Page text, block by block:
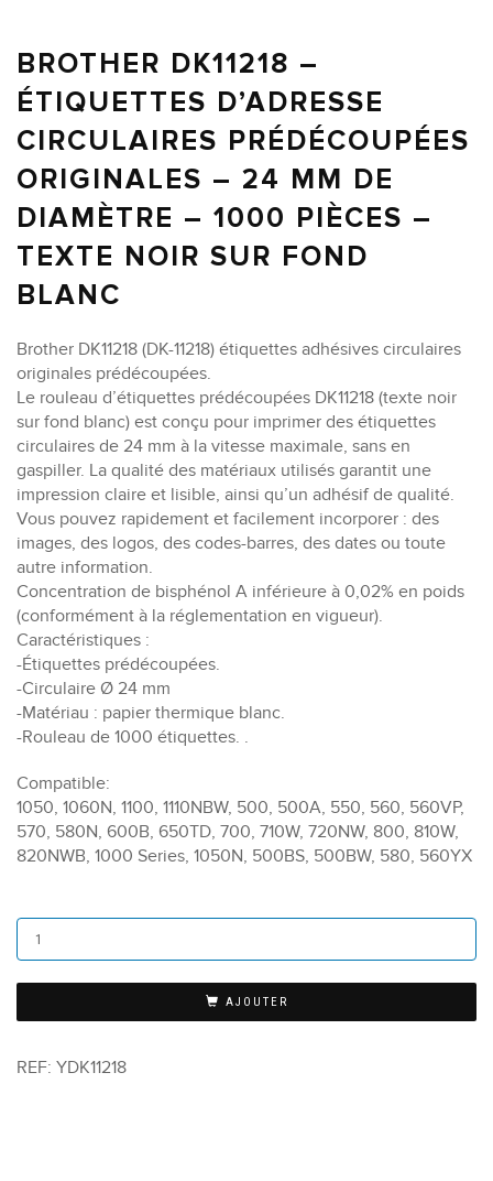
BROTHER DK11218 –
ÉTIQUETTES D’ADRESSE
CIRCULAIRES PRÉDÉCOUPÉES
ORIGINALES – 24 MM DE
DIAMÈTRE – 1000 PIÈCES –
TEXTE NOIR SUR FOND
BLANC
Brother DK11218 (DK-11218) étiquettes adhésives circulaires
originales prédécoupées.
Le rouleau d’étiquettes prédécoupées DK11218 (texte noir
sur fond blanc) est conçu pour imprimer des étiquettes
circulaires de 24 mm à la vitesse maximale, sans en
gaspiller. La qualité des matériaux utilisés garantit une
impression claire et lisible, ainsi qu’un adhésif de qualité.
Vous pouvez rapidement et facilement incorporer : des
images, des logos, des codes-barres, des dates ou toute
autre information.
Concentration de bisphénol A inférieure à 0,02% en poids
(conformément à la réglementation en vigueur).
Caractéristiques :
-Étiquettes prédécoupées.
-Circulaire Ø 24 mm
-Matériau : papier thermique blanc.
-Rouleau de 1000 étiquettes. .
Compatible:
1050, 1060N, 1100, 1110NBW, 500, 500A, 550, 560, 560VP,
570, 580N, 600B, 650TD, 700, 710W, 720NW, 800, 810W,
820NWB, 1000 Series, 1050N, 500BS, 500BW, 580, 560YX
AJOUTER
REF: YDK11218